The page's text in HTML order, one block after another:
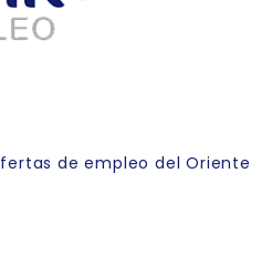
de empleo del Oriente